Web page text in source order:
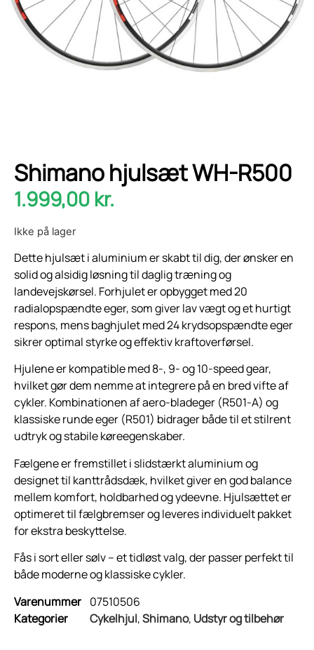
Shimano hjulsæt WH-R500
1.999,00 kr.
Ikke på lager
Dette hjulsæt i aluminium er skabt til dig, der ønsker en
solid og alsidig løsning til daglig træning og
landevejskørsel. Forhjulet er opbygget med 20
radialopspændte eger, som giver lav vægt og et hurtigt
respons, mens baghjulet med 24 krydsopspændte eger
sikrer optimal styrke og effektiv kraftoverførsel.
Hjulene er kompatible med 8-, 9- og 10-speed gear,
hvilket gør dem nemme at integrere på en bred vifte af
cykler. Kombinationen af aero-bladeger (R501-A) og
klassiske runde eger (R501) bidrager både til et stilrent
udtryk og stabile køreegenskaber.
Fælgene er fremstillet i slidstærkt aluminium og
designet til kanttrådsdæk, hvilket giver en god balance
mellem komfort, holdbarhed og ydeevne. Hjulsættet er
optimeret til fælgbremser og leveres individuelt pakket
for ekstra beskyttelse.
Fås i sort eller sølv – et tidløst valg, der passer perfekt til
både moderne og klassiske cykler.
Varenummer 07510506
Kategorier
Cykelhjul,Shimano, Udstyr og tilbehør